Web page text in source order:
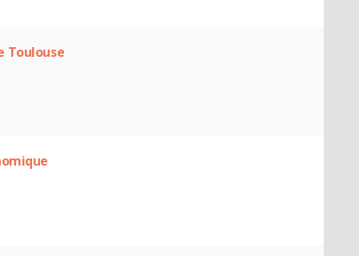
Toulouse